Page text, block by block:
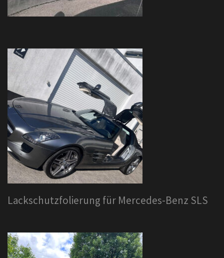
Lackschutzfolierung für Mercedes-Benz SLS